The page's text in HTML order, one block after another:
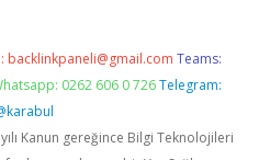
backlinkpaneli@gmail.com Teams:
0262 606 0 726 Telegram:
Kanun gereğince Bilgi Teknolojileri